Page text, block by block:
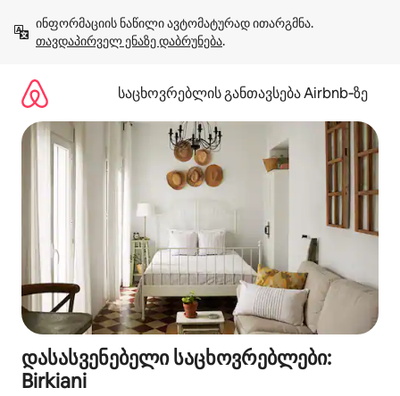
გადასვლა
თავდაპირველ ენაზე დაბრუნება.
საცხოვრებლის განთავსება Airbnb‑ზე
დასასვენებელი საცხოვრებლები:
Birkiani